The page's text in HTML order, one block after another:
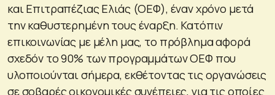
και Επιτραπέζιας Ελιάς (ΟΕΦ), έναν χρόνο μετά
την καθυστερημένη τους έναρξη. Κατόπιν
επικοινωνίας με μέλη μας, το πρόβλημα αφορά
σχεδόν το 90% των προγραμμάτων ΟΕΦ που
υλοποιούνται σήμερα, εκθέτοντας τις οργανώσεις
σε σοβαρές οικονομικές συνέπειες, για τις οποίες